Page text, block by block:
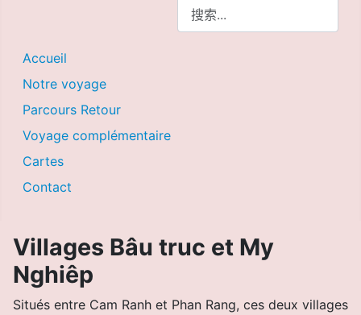
搜索
Accueil
Notre voyage
Parcours Retour
Voyage complémentaire
Cartes
Contact
Villages Bâu truc et My
Nghiêp
Situés entre Cam Ranh et Phan Rang, ces deux villages